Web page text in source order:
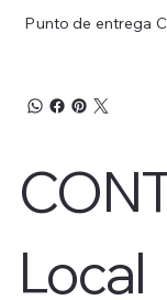
Punto de entrega
Local